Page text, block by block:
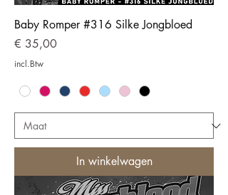
Baby Romper #316 Silke Jongbloed
Prijs
€ 35,00
incl.Btw
In winkelwagen